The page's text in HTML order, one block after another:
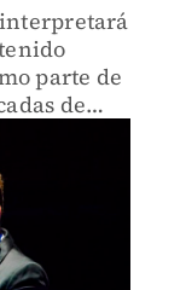
parte de
de